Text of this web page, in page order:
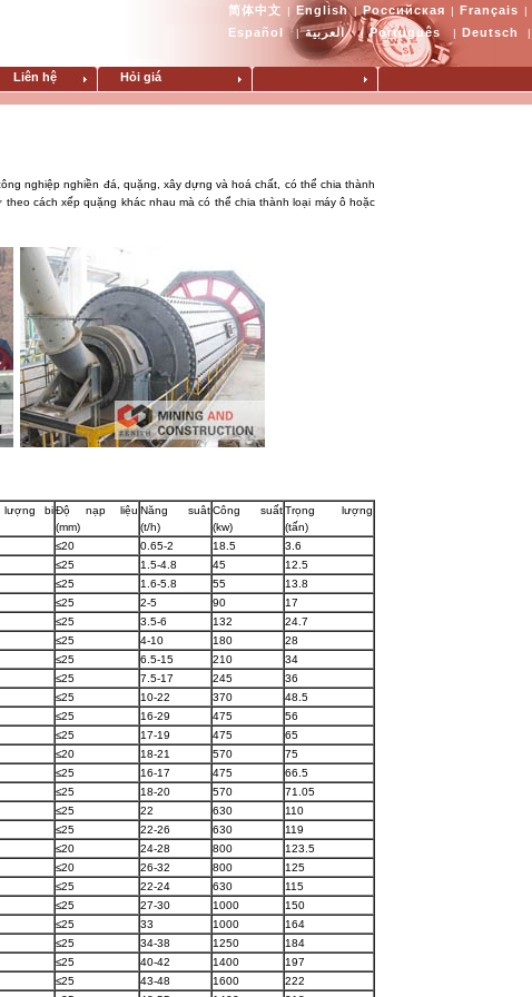
简体中文 | English | Российская | Français |
Español | العربية | Português | Deutsch |
Liên hệ Hỏi giá
nghiệp nghiền đá, quặng, xây dựng và hoá chất, có thể chia thành
cách xếp quặng khác nhau mà có thể chia thành loại máy ô hoặc
lượng biĐộ nạp liệu
(mm)
Năng suât
(t/h)
Công suất
(kw)
Trọng lượng
(tấn)
≤20 0.65-2 18.5
3.6
≤25 1.5-4.8 45
12.5
≤25 1.6-5.8 55
13.8
≤25 2-5 90
17
≤25 3.5-6 132
24.7
≤25 4-10 180
28
≤25 6.5-15 210
34
≤25 7.5-17 245
36
≤25 10-22 370
48.5
≤25 16-29 475
56
≤25 17-19 475
65
≤20 18-21 570
75
≤25 16-17 475
66.5
≤25 18-20 570
71.05
≤25 22 630
110
≤25 22-26 630
119
≤20 24-28 800
123.5
≤20 26-32 800
125
≤25 22-24 630
115
≤25 27-30 1000
150
≤25 33 1000
164
≤25 34-38 1250
184
≤25 40-42 1400
197
≤25 43-48 1600
222